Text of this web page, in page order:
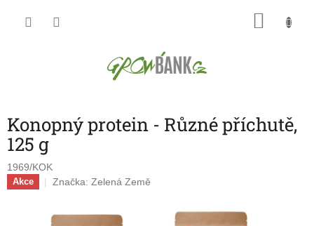
Konopný protein - Různé příchutě,
125 g
1969/KOK
Akce Značka: Zelená Země